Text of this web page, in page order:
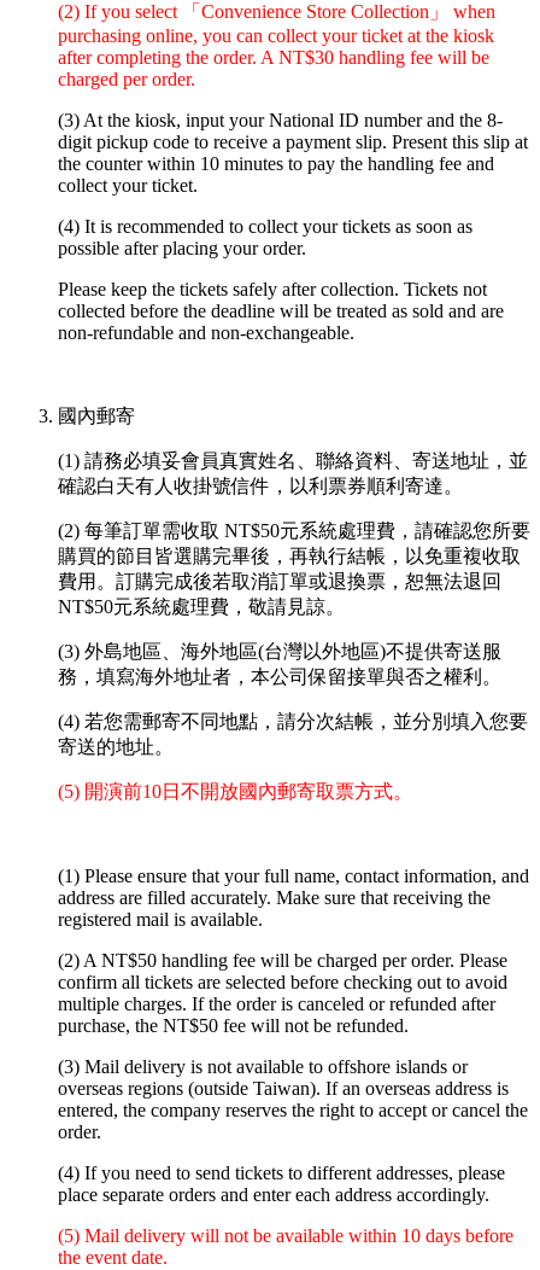
(2) If you select 「Convenience Store Collection」 when
purchasing online, you can collect your ticket at the kiosk
after completing the order. A NT$30 handling fee will be
charged per order.
(3) At the kiosk, input your National ID number and the 8-
digit pickup code to receive a payment slip. Present this slip at
the counter within 10 minutes to pay the handling fee and
collect your ticket.
(4) It is recommended to collect your tickets as soon as
possible after placing your order.
Please keep the tickets safely after collection. Tickets not
collected before the deadline will be treated as sold and are
non-refundable and non-exchangeable.
國內郵寄
(1) 請務必填妥會員真實姓名、聯絡資料、寄送地址，並
確認白天有人收掛號信件，以利票券順利寄達。
(2) 每筆訂單需收取 NT$50元系統處理費，請確認您所要
購買的節目皆選購完畢後，再執行結帳，以免重複收取
費用。訂購完成後若取消訂單或退換票，恕無法退回
NT$50元系統處理費，敬請見諒。
(3) 外島地區、海外地區(台灣以外地區)不提供寄送服
務，填寫海外地址者，本公司保留接單與否之權利。
(4) 若您需郵寄不同地點，請分次結帳，並分別填入您要
寄送的地址。
(5) 開演前10日不開放國內郵寄取票方式。
(1) Please ensure that your full name, contact information, and
address are filled accurately. Make sure that receiving the
registered mail is available.
(2) A NT$50 handling fee will be charged per order. Please
confirm all tickets are selected before checking out to avoid
multiple charges. If the order is canceled or refunded after
purchase, the NT$50 fee will not be refunded.
(3) Mail delivery is not available to offshore islands or
overseas regions (outside Taiwan). If an overseas address is
entered, the company reserves the right to accept or cancel the
order.
(4) If you need to send tickets to different addresses, please
place separate orders and enter each address accordingly.
(5) Mail delivery will not be available within 10 days before
the event date.